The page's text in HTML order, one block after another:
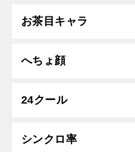
お茶目キャラ
へちょ顔
24クール
シンクロ率